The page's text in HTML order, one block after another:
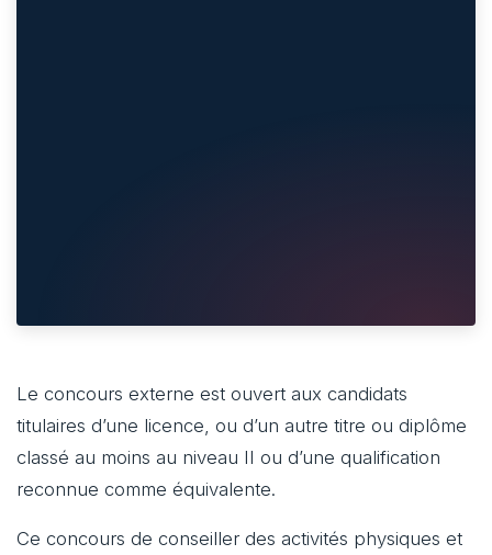
Le concours externe est ouvert aux candidats
titulaires d’une licence, ou d’un autre titre ou diplôme
classé au moins au niveau II ou d’une qualification
reconnue comme équivalente.
Ce concours de conseiller des activités physiques et